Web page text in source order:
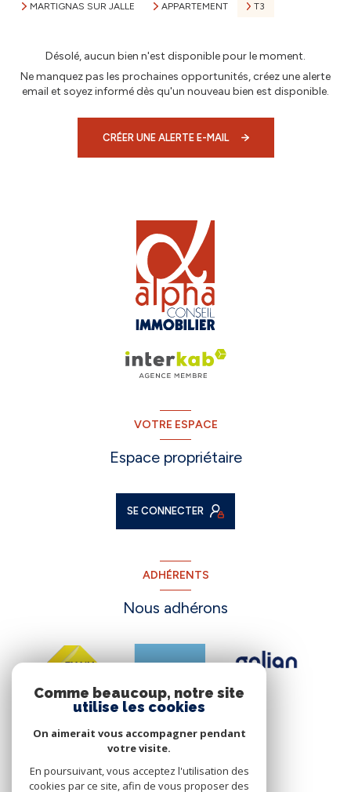
MARTIGNAS SUR JALLE
APPARTEMENT T3
Désolé, aucun bien n'est disponible pour le moment.
Ne manquez pas les prochaines opportunités, créez une alerte
email et soyez informé dès qu'un nouveau bien est disponible.
CRÉER UNE ALERTE E-MAIL
VOTRE ESPACE
Espace propriétaire
SE CONNECTER
ADHÉRENTS
Nous adhérons
Comme beaucoup, notre site
utilise les cookies
On aimerait vous accompagner pendant
votre visite.
En poursuivant, vous acceptez l'utilisation des
cookies par ce site, afin de vous proposer des